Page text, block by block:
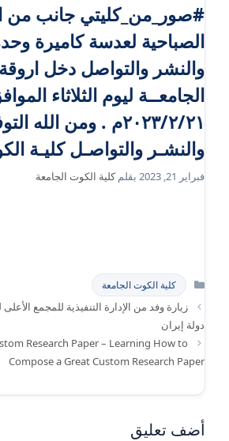
#صور_من_كليتي جانب من
الصباحية لعدسة كاميرة
والنشر والتواصل دخل
الجامعــة ليوم الثلاثاء
٢٠٢٣/٢/٢١م . ومن الله
والنشـر والتواصـل كليـة
فبراير 21, 2023 بقلمكلية الكوت الجامعة
التصنيفات
كلية الكوت الجامعة
زيارة وفد من الإدارة التنفيذية للمجمع
دولة إيران
Research Paper – Learning How to
Compose a Great Custom Research Paper
أضف تعليق